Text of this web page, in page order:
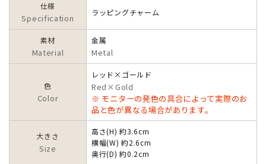
仕様
Specification
ラッピングチャーム
素材
Material
金属
Metal
色
Color
レッド×ゴールド
Red×Gold
※ モニターの発色の具合によって実際のお
品と色が異なる場合があります。
大きさ
Size
高さ(H) 約3.6cm
横幅(W) 約2.6cm
奥行(D) 約0.2cm